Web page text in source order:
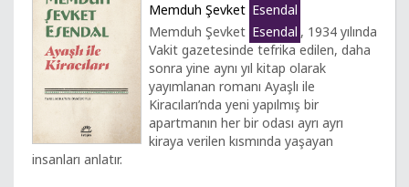
Memduh Şevket Esendal
Memduh Şevket Esendal , 1934 yılında
Vakit gazetesinde tefrika edilen, daha
sonra yine aynı yıl kitap olarak
yayımlanan romanı Ayaşlı ile
Kiracıları’nda yeni yapılmış bir
apartmanın her bir odası ayrı ayrı
kiraya verilen kısmında yaşayan
insanları anlatır.